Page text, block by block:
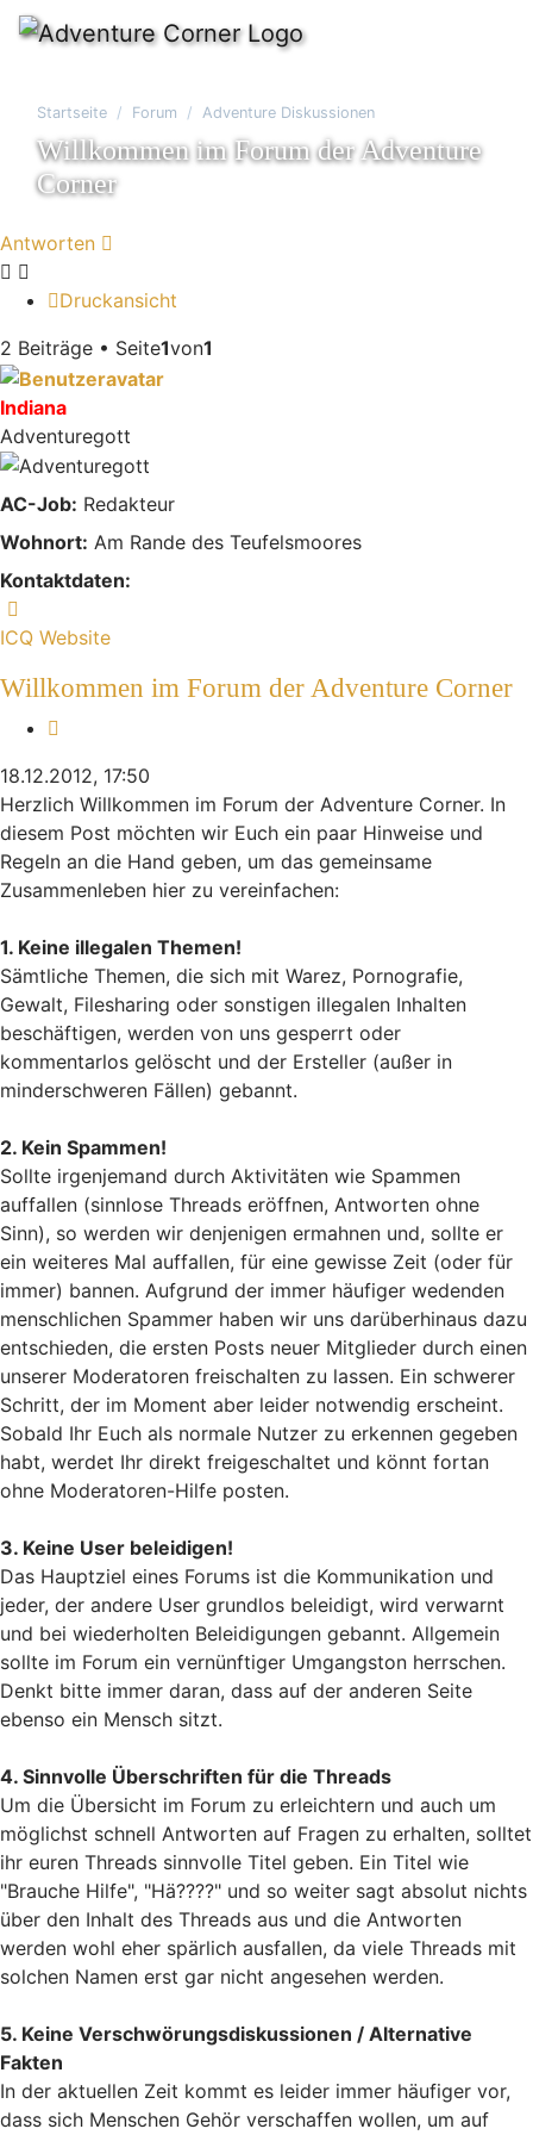
Startseite Forum Adventure Diskussionen
Willkommen im Forum der Adventure
Corner
Antworten
Druckansicht
2 Beiträge • Seite1von1
Indiana
Adventuregott
AC-Job: Redakteur
Wohnort: Am Rande des Teufelsmoores
Kontaktdaten:
ICQ Website
Willkommen im Forum der Adventure Corner
18.12.2012, 17:50
Herzlich Willkommen im Forum der Adventure Corner. In
diesem Post möchten wir Euch ein paar Hinweise und
Regeln an die Hand geben, um das gemeinsame
Zusammenleben hier zu vereinfachen:
1. Keine illegalen Themen!
Sämtliche Themen, die sich mit Warez, Pornografie,
Gewalt, Filesharing oder sonstigen illegalen Inhalten
beschäftigen, werden von uns gesperrt oder
kommentarlos gelöscht und der Ersteller (außer in
minderschweren Fällen) gebannt.
2. Kein Spammen!
Sollte irgenjemand durch Aktivitäten wie Spammen
auffallen (sinnlose Threads eröffnen, Antworten ohne
Sinn), so werden wir denjenigen ermahnen und, sollte er
ein weiteres Mal auffallen, für eine gewisse Zeit (oder für
immer) bannen. Aufgrund der immer häufiger wedenden
menschlichen Spammer haben wir uns darüberhinaus dazu
entschieden, die ersten Posts neuer Mitglieder durch einen
unserer Moderatoren freischalten zu lassen. Ein schwerer
Schritt, der im Moment aber leider notwendig erscheint.
Sobald Ihr Euch als normale Nutzer zu erkennen gegeben
habt, werdet Ihr direkt freigeschaltet und könnt fortan
ohne Moderatoren-Hilfe posten.
3. Keine User beleidigen!
Das Hauptziel eines Forums ist die Kommunikation und
jeder, der andere User grundlos beleidigt, wird verwarnt
und bei wiederholten Beleidigungen gebannt. Allgemein
sollte im Forum ein vernünftiger Umgangston herrschen.
Denkt bitte immer daran, dass auf der anderen Seite
ebenso ein Mensch sitzt.
4. Sinnvolle Überschriften für die Threads
Um die Übersicht im Forum zu erleichtern und auch um
möglichst schnell Antworten auf Fragen zu erhalten, solltet
ihr euren Threads sinnvolle Titel geben. Ein Titel wie
"Brauche Hilfe", "Hä????" und so weiter sagt absolut nichts
über den Inhalt des Threads aus und die Antworten
werden wohl eher spärlich ausfallen, da viele Threads mit
solchen Namen erst gar nicht angesehen werden.
5. Keine Verschwörungsdiskussionen / Alternative
Fakten
In der aktuellen Zeit kommt es leider immer häufiger vor,
dass sich Menschen Gehör verschaffen wollen, um auf